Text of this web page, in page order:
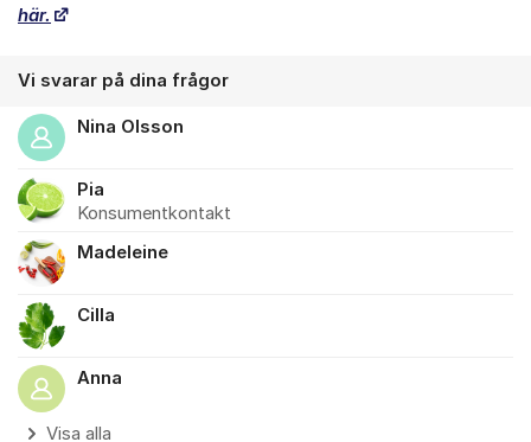
här.
Vi svarar på dina frågor
Nina Olsson
Pia
Konsumentkontakt
Madeleine
Cilla
Anna
Visa alla